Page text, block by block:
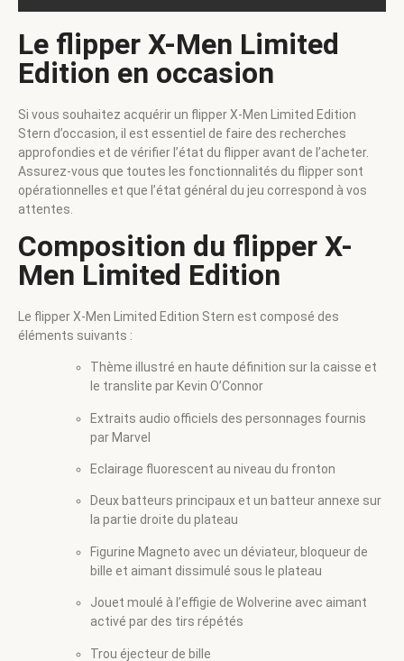
Le flipper X-Men Limited
Edition en occasion
Si vous souhaitez acquérir un flipper X-Men Limited Edition
Stern d’occasion, il est essentiel de faire des recherches
approfondies et de vérifier l’état du flipper avant de l’acheter.
Assurez-vous que toutes les fonctionnalités du flipper sont
opérationnelles et que l’état général du jeu correspond à vos
attentes.
Composition du flipper X-
Men Limited Edition
Le flipper X-Men Limited Edition Stern est composé des
éléments suivants :
Thème illustré en haute définition sur la caisse et
le translite par Kevin O’Connor
Extraits audio officiels des personnages fournis
par Marvel
Eclairage fluorescent au niveau du fronton
Deux batteurs principaux et un batteur annexe sur
la partie droite du plateau
Figurine Magneto avec un déviateur, bloqueur de
bille et aimant dissimulé sous le plateau
Jouet moulé à l’effigie de Wolverine avec aimant
activé par des tirs répétés
Trou éjecteur de bille